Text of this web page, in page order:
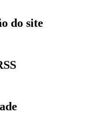
Acesso à informação
do site